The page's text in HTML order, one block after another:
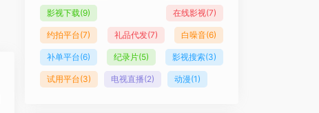
影视下载(9) 在线影视(7)
约拍平台(7) 礼品代发(7) 白噪音(6)
补单平台(6) 纪录片(5) 影视搜索(3)
试用平台(3) 电视直播(2) 动漫(1)